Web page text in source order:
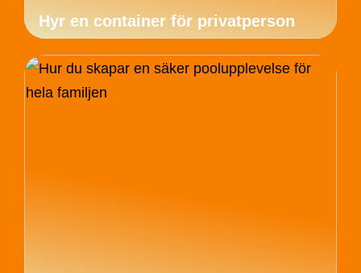
Hyr en container för privatperson